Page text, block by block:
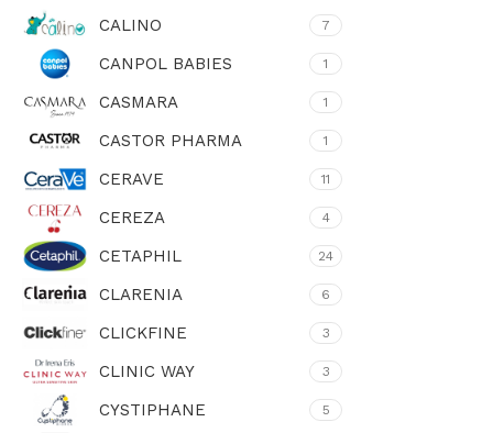
CALINO 7
CANPOL BABIES 1
CASMARA 1
CASTOR PHARMA 1
CERAVE 11
CEREZA 4
CETAPHIL 24
CLARENIA 6
CLICKFINE 3
CLINIC WAY 3
CYSTIPHANE 5